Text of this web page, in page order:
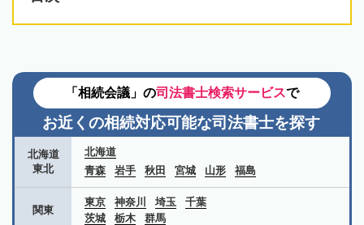
「相続会議」の司法書士検索サービスで
お近くの相続対応可能な司法書士を探す
北海道
東北
北海道
青森
岩手 秋田 宮城 山形 福島
関東
東京 神奈川 埼玉
千葉
茨城
栃木 群馬